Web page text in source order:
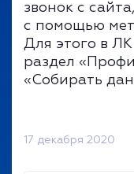
звонок с
с помощью
Для этого в
раздел
«Собирать
17 декабря 2020